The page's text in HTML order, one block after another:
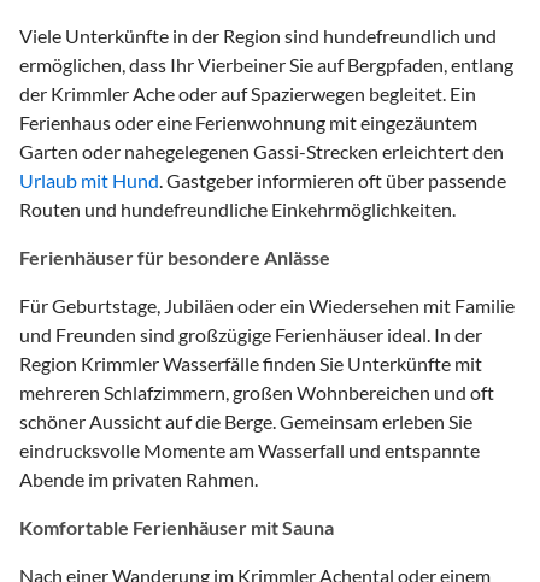
Viele Unterkünfte in der Region sind hundefreundlich und
ermöglichen, dass Ihr Vierbeiner Sie auf Bergpfaden, entlang
der Krimmler Ache oder auf Spazierwegen begleitet. Ein
Ferienhaus oder eine Ferienwohnung mit eingezäuntem
Garten oder nahegelegenen Gassi-Strecken erleichtert den
Urlaub mit Hund . Gastgeber informieren oft über passende
Routen und hundefreundliche Einkehrmöglichkeiten.
Ferienhäuser für besondere Anlässe
Für Geburtstage, Jubiläen oder ein Wiedersehen mit Familie
und Freunden sind großzügige Ferienhäuser ideal. In der
Region Krimmler Wasserfälle finden Sie Unterkünfte mit
mehreren Schlafzimmern, großen Wohnbereichen und oft
schöner Aussicht auf die Berge. Gemeinsam erleben Sie
eindrucksvolle Momente am Wasserfall und entspannte
Abende im privaten Rahmen.
Komfortable Ferienhäuser mit Sauna
Nach einer Wanderung im Krimmler Achental oder einem